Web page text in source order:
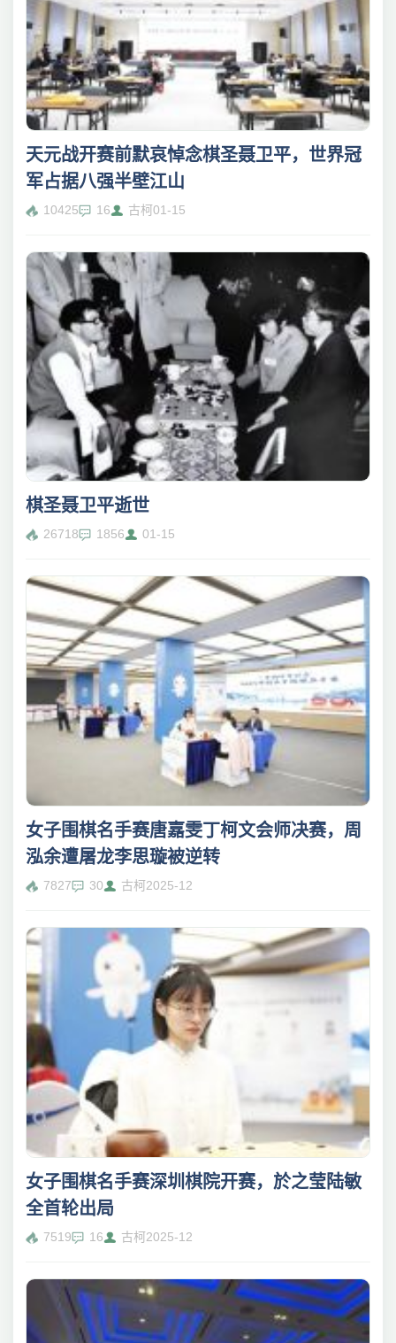
天元战开赛前默哀悼念棋圣聂卫平，世界冠
军占据八强半壁江山
10425 16 古柯01-15
棋圣聂卫平逝世
26718 1856 01-15
女子围棋名手赛唐嘉雯丁柯文会师决赛，周
泓余遭屠龙李思璇被逆转
7827 30 古柯2025-12
女子围棋名手赛深圳棋院开赛，於之莹陆敏
全首轮出局
7519 16 古柯2025-12